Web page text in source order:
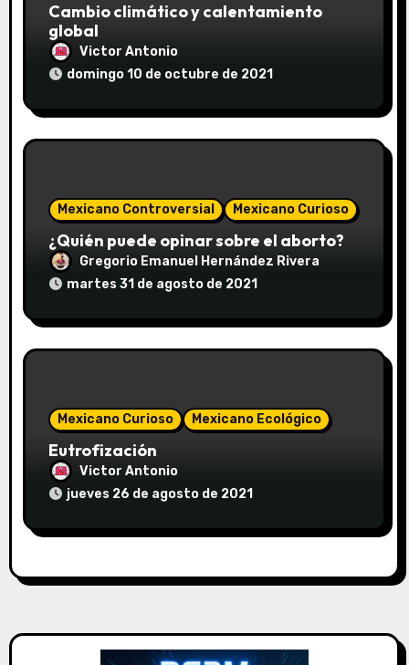
d
Cambio climático y calentamiento
global
Victor Antonio
domingo 10 de octubre de 2021
Mexicano Controversial Mexicano Curioso
¿Quién puede opinar sobre el aborto?
Gregorio Emanuel Hernández Rivera
martes 31 de agosto de 2021
Mexicano Curioso Mexicano Ecológico
Eutrofización
Victor Antonio
jueves 26 de agosto de 2021